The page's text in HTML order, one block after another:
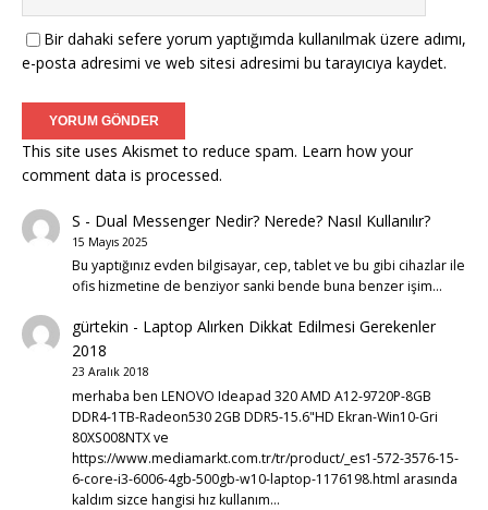
Bir dahaki sefere yorum yaptığımda kullanılmak üzere adımı,
e-posta adresimi ve web sitesi adresimi bu tarayıcıya kaydet.
This site uses Akismet to reduce spam. Learn how your
comment data is processed.
S - Dual Messenger Nedir? Nerede? Nasıl Kullanılır?
15 Mayıs 2025
Bu yaptığınız evden bilgisayar, cep, tablet ve bu gibi cihazlar ile
ofis hizmetine de benziyor sanki bende buna benzer işim…
gürtekin - Laptop Alırken Dikkat Edilmesi Gerekenler
2018
23 Aralık 2018
merhaba ben LENOVO Ideapad 320 AMD A12-9720P-8GB
DDR4-1TB-Radeon530 2GB DDR5-15.6"HD Ekran-Win10-Gri
80XS008NTX ve
https://www.mediamarkt.com.tr/tr/product/_es1-572-3576-15-
6-core-i3-6006-4gb-500gb-w10-laptop-1176198.html arasında
kaldım sizce hangisi hız kullanım…